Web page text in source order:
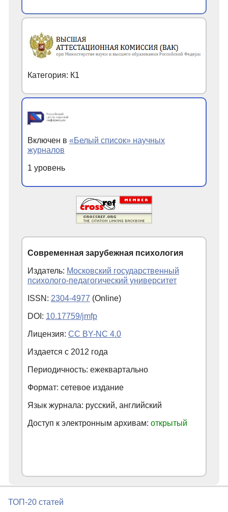
Категория: К1
Включен в «Белый список» научных
журналов
1 уровень
Современная зарубежная психология
Издатель: Московский государственный
психолого-педагогический университет
ISSN: 2304-4977 (Online)
DOI: 10.17759/jmfp
Лицензия: CC BY-NC 4.0
Издается с 2012 года
Периодичность: ежеквартально
Формат: сетевое издание
Язык журнала: русский, английский
Доступ к электронным архивам: открытый
ТОП-20 статей